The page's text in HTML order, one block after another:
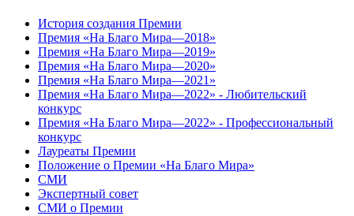
История создания Премии
Премия «На Благо Мира—2018»
Премия «На Благо Мира—2019»
Премия «На Благо Мира—2020»
Премия «На Благо Мира—2021»
Премия «На Благо Мира—2022» - Любительский
конкурс
Премия «На Благо Мира—2022» - Профессиональный
конкурс
Лауреаты Премии
Положение о Премии «На Благо Мира»
СМИ
Экспертный совет
СМИ о Премии